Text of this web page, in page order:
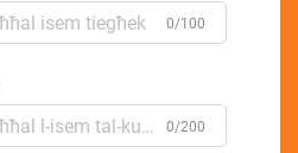
0/100
0/200